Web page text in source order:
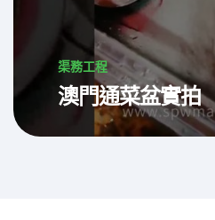
渠務工程
澳門通菜盆實拍